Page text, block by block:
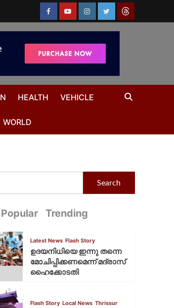
HEALTH VEHICLE
WORLD
Search
Popular Trending
Latest News Flash Story
ഉദയനിധിയെ ഇന്നു തന്നെ
മോചിപ്പിക്കണമെന്ന് മദ്രാസ്
ഹൈക്കോടതി
Flash Story Local News Thrissur